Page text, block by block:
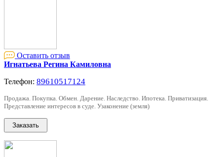
Оставить отзыв
Игнатьева Регина Камиловна
Телефон: 89610517124
Продажа. Покупка. Обмен. Дарение. Наследство. Ипотека. Приватизация.
Представление интересов в суде. Узаконение (земля)